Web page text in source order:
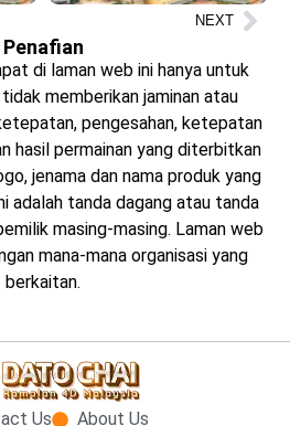
NEXT
Penafian
di laman web ini hanya untuk
memberikan jaminan atau
pengesahan, ketepatan
hasil permainan yang diterbitkan
jenama dan nama produk yang
adalah tanda dagang atau tanda
masing-masing. Laman web
mana-mana organisasi yang
berkaitan.
Us About Us